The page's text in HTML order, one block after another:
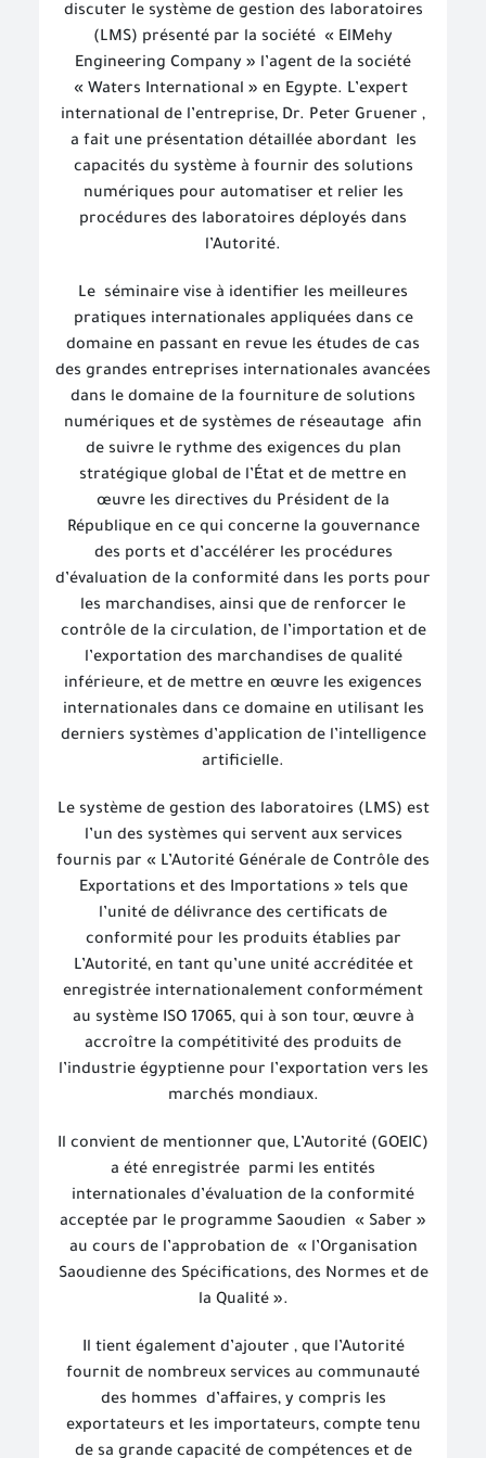
discuter le système de gestion des laboratoires
(LMS) présenté par la société « ElMehy
Engineering Company » l’agent de la société
« Waters International » en Egypte. L’expert
international de l’entreprise, Dr. Peter Gruener ,
a fait une présentation détaillée abordant les
capacités du système à fournir des solutions
numériques pour automatiser et relier les
procédures des laboratoires déployés dans
l’Autorité.
Le séminaire vise à identifier les meilleures
pratiques internationales appliquées dans ce
domaine en passant en revue les études de cas
des grandes entreprises internationales avancées
dans le domaine de la fourniture de solutions
numériques et de systèmes de réseautage afin
de suivre le rythme des exigences du plan
stratégique global de l’État et de mettre en
œuvre les directives du Président de la
République en ce qui concerne la gouvernance
des ports et d’accélérer les procédures
d’évaluation de la conformité dans les ports pour
les marchandises, ainsi que de renforcer le
contrôle de la circulation, de l’importation et de
l’exportation des marchandises de qualité
inférieure, et de mettre en œuvre les exigences
internationales dans ce domaine en utilisant les
derniers systèmes d’application de l’intelligence
artificielle.
Le système de gestion des laboratoires (LMS) est
l’un des systèmes qui servent aux services
fournis par « L’Autorité Générale de Contrôle des
Exportations et des Importations » tels que
l’unité de délivrance des certificats de
conformité pour les produits établies par
L’Autorité, en tant qu’une unité accréditée et
enregistrée internationalement conformément
au système ISO 17065, qui à son tour, œuvre à
accroître la compétitivité des produits de
l’industrie égyptienne pour l’exportation vers les
marchés mondiaux.
Il convient de mentionner que, L’Autorité (GOEIC)
a été enregistrée parmi les entités
internationales d’évaluation de la conformité
acceptée par le programme Saoudien
« Saber »
au cours de l’approbation de « l’Organisation
Saoudienne des Spécifications, des Normes et de
la Qualité ».
Il tient également d’ajouter , que l’Autorité
fournit de nombreux services au communauté
des hommes d’affaires, y compris les
exportateurs et les importateurs, compte tenu
de sa grande capacité de compétences et de